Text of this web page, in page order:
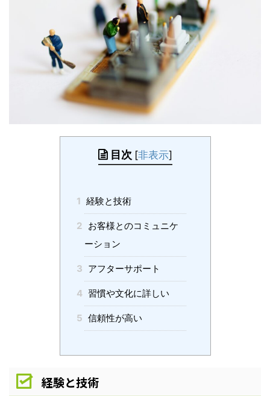
目次 [非表示]
1 経験と技術
2 お客様とのコミュニケ
ーション
3 アフターサポート
4 習慣や文化に詳しい
5 信頼性が高い
経験と技術